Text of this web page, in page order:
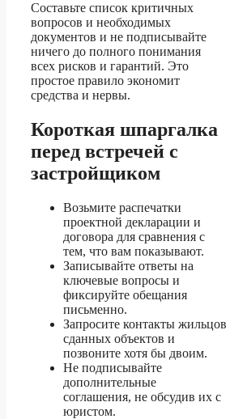
Составьте список критичных
вопросов и необходимых
документов и не подписывайте
ничего до полного понимания
всех рисков и гарантий. Это
простое правило экономит
средства и нервы.
Короткая шпаргалка
перед встречей с
застройщиком
Возьмите распечатки
проектной декларации и
договора для сравнения с
тем, что вам показывают.
Записывайте ответы на
ключевые вопросы и
фиксируйте обещания
письменно.
Запросите контакты жильцов
сданных объектов и
позвоните хотя бы двоим.
Не подписывайте
дополнительные
соглашения, не обсудив их с
юристом.